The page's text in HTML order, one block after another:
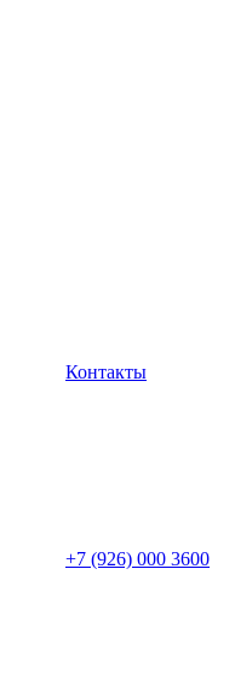
Контакты
+7 (926) 000 3600